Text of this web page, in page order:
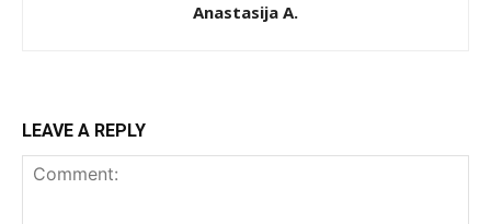
Anastasija A.
LEAVE A REPLY